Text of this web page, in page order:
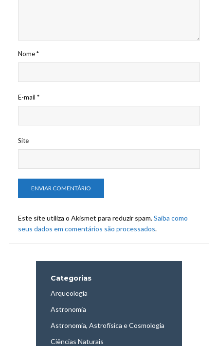
Nome*
E-mail *
Site
Este site utiliza o Akismet para reduzir spam.Saiba como
seus dados em comentários são processados.
Categorias
Arqueologia
Astronomia
Astronomia, Astrofísica e Cosmologia
Ciências Naturais